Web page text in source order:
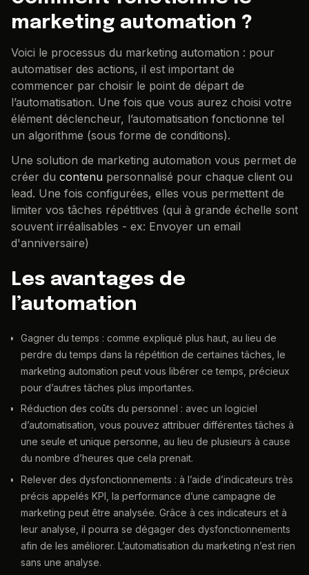
marketing automation ?
Voici le processus du marketing automation : pour
automatiser des actions, il est important de
commencer par choisir le point de départ de
l’automatisation. Une fois que vous aurez choisi votre
élément déclencheur, l’automatisation fonctionne tel
un algorithme (sous forme de conditions).
Une solution de marketing automation vous permet de
créer du contenu personnalisé pour chaque client ou
lead. Une fois configurées, elles vous permettent de
limiter vos tâches répétitives (qui à grande échelle sont
souvent irréalisables - ex: Envoyer un email
d'anniversaire)
Les avantages de
l’automation
Gagner du temps : comme expliqué plus haut, au lieu de
perdre du temps dans la répétition de certaines tâches, le
marketing automation peut vous libérer ce temps, précieux
pour d’autres tâches plus importantes.
Réduction des coûts du personnel : avec un logiciel
d’automatisation, vous pouvez attribuer différentes tâches à
une seule et unique personne, au lieu de plusieurs à cause
du nombre d’heures que cela prenait.
Relever des dysfonctionnements : à l’aide d’indicateurs très
précis appelés KPI, la performance d’une campagne de
marketing peut être analysée. Grâce à ces indicateurs et à
leur analyse, il pourra se dégager des dysfonctionnements
afin de les améliorer. L’automatisation du marketing n’est rien
sans une analyse.